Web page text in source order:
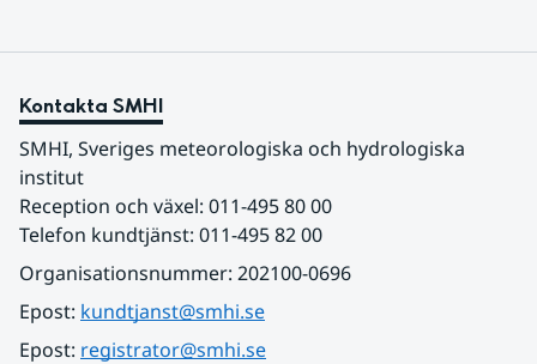
Kontakta SMHI
SMHI, Sveriges meteorologiska och hydrologiska
institut
Reception och växel: 011-495 80 00
Telefon kundtjänst: 011-495 82 00
Organisationsnummer: 202100-0696
Epost: kundtjanst@smhi.se
Epost: registrator@smhi.se